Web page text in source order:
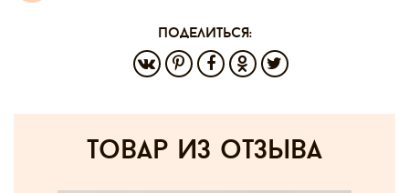
поделиться:
товар из отзыва